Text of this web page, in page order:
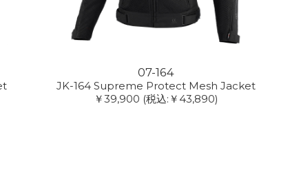
07-164
JK-164 Supreme Protect Mesh Jacket
￥39,900 (税込:￥43,890)